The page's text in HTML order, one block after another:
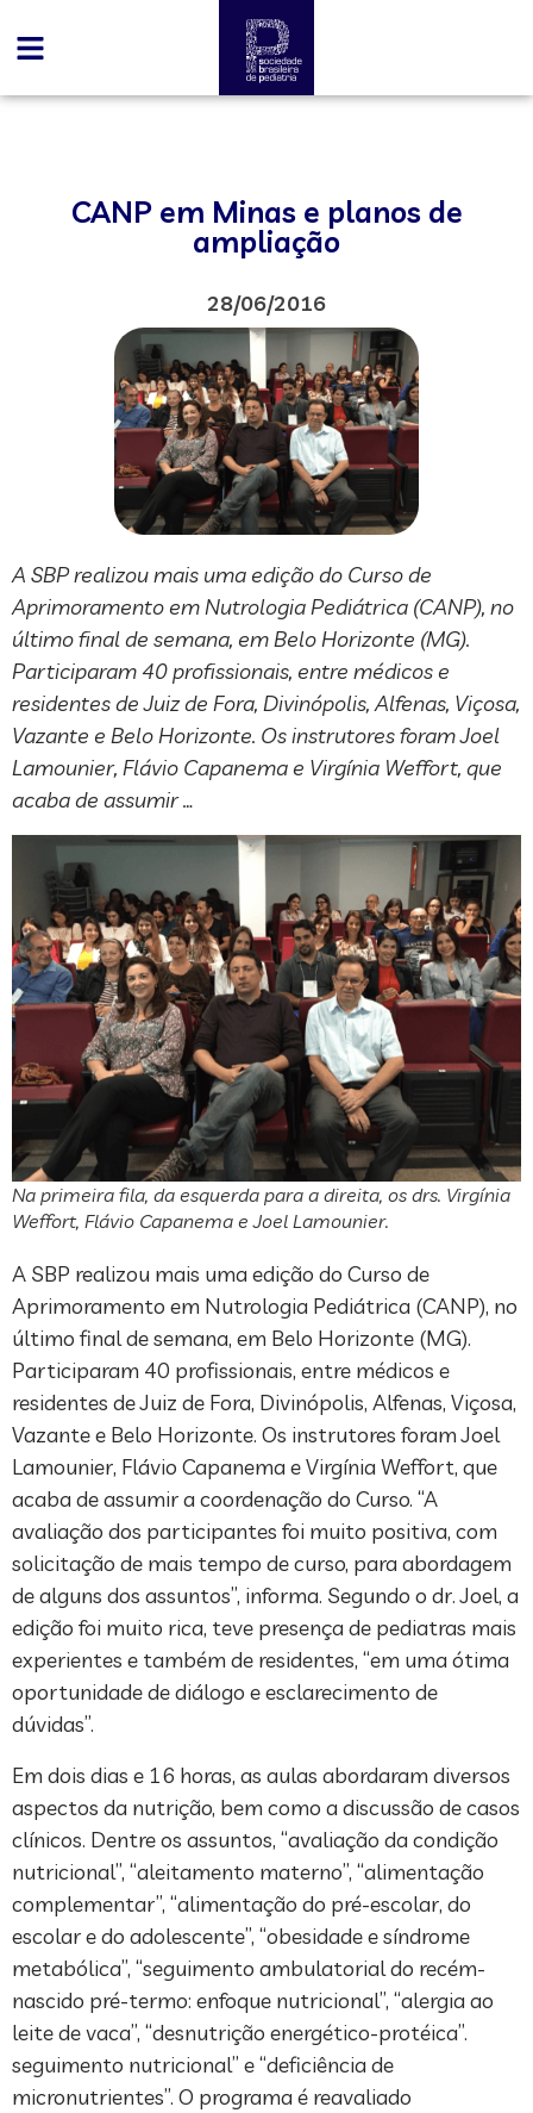
CANP em Minas e planos de
ampliação
28/06/2016
A SBP realizou mais uma edição do Curso de
Aprimoramento em Nutrologia Pediátrica (CANP), no
último final de semana, em Belo Horizonte (MG).
Participaram 40 profissionais, entre médicos e
residentes de Juiz de Fora, Divinópolis, Alfenas, Viçosa,
Vazante e Belo Horizonte. Os instrutores foram Joel
Lamounier, Flávio Capanema e Virgínia Weffort, que
acaba de assumir …
Na primeira fila, da esquerda para a direita, os drs. Virgínia
Weffort, Flávio Capanema e Joel Lamounier.
A SBP realizou mais uma edição do Curso de
Aprimoramento em Nutrologia Pediátrica (CANP), no
último final de semana, em Belo Horizonte (MG).
Participaram 40 profissionais, entre médicos e
residentes de Juiz de Fora, Divinópolis, Alfenas, Viçosa,
Vazante e Belo Horizonte. Os instrutores foram Joel
Lamounier, Flávio Capanema e Virgínia Weffort, que
acaba de assumir a coordenação do Curso. “A
avaliação dos participantes foi muito positiva, com
solicitação de mais tempo de curso, para abordagem
de alguns dos assuntos”, informa. Segundo o dr. Joel, a
edição foi muito rica, teve presença de pediatras mais
experientes e também de residentes, “em uma ótima
oportunidade de diálogo e esclarecimento de
dúvidas”.
Em dois dias e 16 horas, as aulas abordaram diversos
aspectos da nutrição, bem como a discussão de casos
clínicos. Dentre os assuntos, “avaliação da condição
nutricional”, “aleitamento materno”, “alimentação
complementar”, “alimentação do pré-escolar, do
escolar e do adolescente”, “obesidade e síndrome
metabólica”, “seguimento ambulatorial do recém-
nascido pré-termo: enfoque nutricional”, “alergia ao
leite de vaca”, “desnutrição energético-protéica”.
seguimento nutricional” e “deficiência de
micronutrientes”. O programa é reavaliado